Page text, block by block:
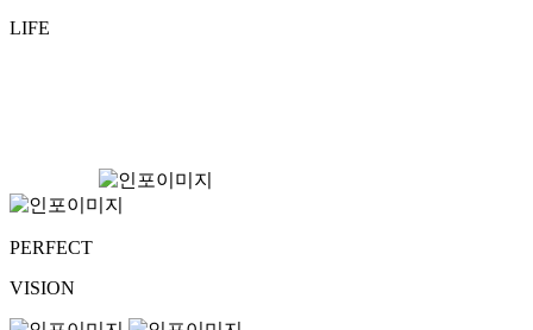
LIFE
PERFECT
VISION